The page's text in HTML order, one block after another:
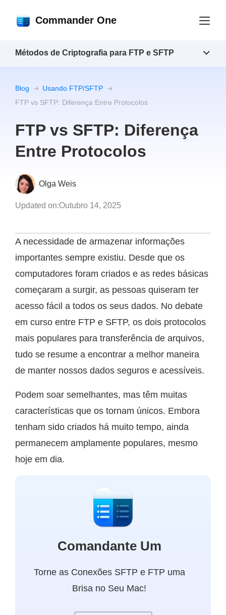
Commander One
Blog
Usando FTP/SFTP
FTP vs SFTP: Diferença Entre Protocolos
FTP vs SFTP: Diferença
Entre Protocolos
Olga Weis
Updated on:Outubro 14, 2025
A necessidade de armazenar informações
importantes sempre existiu. Desde que os
computadores foram criados e as redes básicas
começaram a surgir, as pessoas quiseram ter
acesso fácil a todos os seus dados. No debate
em curso entre FTP e SFTP, os dois protocolos
mais populares para transferência de arquivos,
tudo se resume a encontrar a melhor maneira
de manter nossos dados seguros e acessíveis.
Podem soar semelhantes, mas têm muitas
características que os tornam únicos. Embora
tenham sido criados há muito tempo, ainda
permanecem amplamente populares, mesmo
hoje em dia.
Comandante Um
Torne as Conexões SFTP e FTP uma
Brisa no Seu Mac!
Métodos de Criptografia para FTP e SFTP